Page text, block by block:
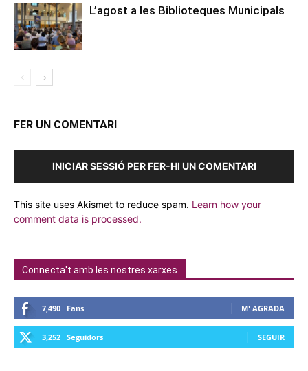
L’agost a les Biblioteques Municipals
FER UN COMENTARI
INICIAR SESSIÓ PER FER-HI UN COMENTARI
This site uses Akismet to reduce spam. Learn how your
comment data is processed.
Connecta't amb les nostres xarxes
7,490 Fans M' AGRADA
3,252 Seguidors SEGUIR